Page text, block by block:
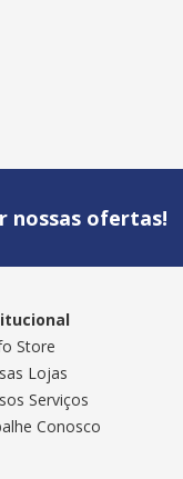
nossas ofertas!
Store
Lojas
Serviços
Conosco